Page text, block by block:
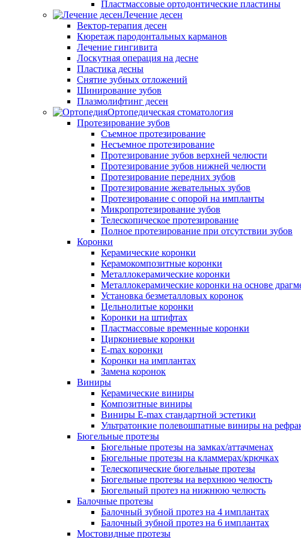
Пластмассовые ортодонтические пластины
Лечение десен
Вектор-терапия десен
Кюретаж пародонтальных карманов
Лечение гингивита
Лоскутная операция на десне
Пластика десны
Снятие зубных отложений
Шинирование зубов
Плазмолифтинг десен
Ортопедическая стоматология
Протезирование зубов
Съемное протезирование
Несъемное протезирование
Протезирование зубов верхней челюсти
Протезирование зубов нижней челюсти
Протезирование передних зубов
Протезирование жевательных зубов
Протезирование с опорой на импланты
Микропротезирование зубов
Телескопическое протезирование
Полное протезирование при отсутствии зубов
Коронки
Керамические коронки
Керамокомпозитные коронки
Металлокерамические коронки
Металлокерамические коронки на основе
Установка безметалловых коронок
Цельнолитые коронки
Коронки на штифтах
Пластмассовые временные коронки
Циркониевые коронки
E-max коронки
Коронки на имплантах
Замена коронок
Виниры
Керамические виниры
Композитные виниры
Виниры E-max стандартной эстетики
Ультратонкие полевошпатные виниры на
Бюгельные протезы
Бюгельные протезы на замках/аттачменах
Бюгельные протезы на кламмерах/крючках
Телескопические бюгельные протезы
Бюгельные протезы на верхнюю челюсть
Бюгельный протез на нижнюю челюсть
Балочные протезы
Балочный зубной протез на 4 имплантах
Балочный зубной протез на 6 имплантах
Мостовидные протезы